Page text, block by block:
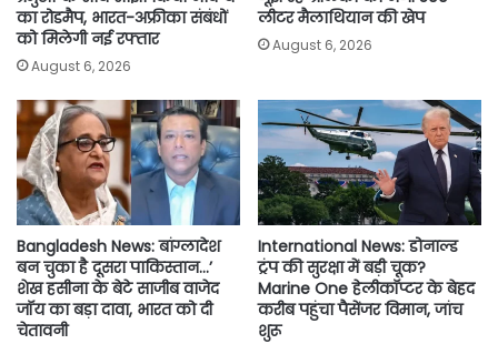
का रोडमैप, भारत-अफ्रीका संबंधों
को मिलेगी नई रफ्तार
August 6, 2026
लीटर मैलाथियान की खेप
August 6, 2026
Bangladesh News: बांग्लादेश
बन चुका है दूसरा पाकिस्तान…’
शेख हसीना के बेटे साजीब वाजेद
जॉय का बड़ा दावा, भारत को दी
चेतावनी
International News: डोनाल्ड
ट्रंप की सुरक्षा में बड़ी चूक?
Marine One हेलीकॉप्टर के बेहद
करीब पहुंचा पैसेंजर विमान, जांच
शुरू